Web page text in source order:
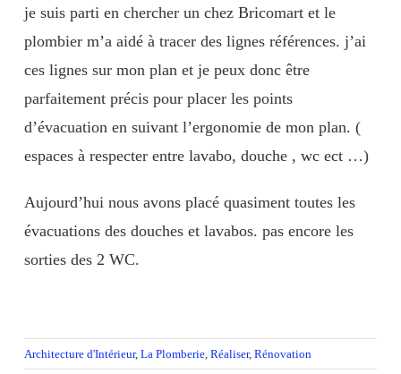
je suis parti en chercher un chez Bricomart et le
plombier m’a aidé à tracer des lignes références. j’ai
ces lignes sur mon plan et je peux donc être
parfaitement précis pour placer les points
d’évacuation en suivant l’ergonomie de mon plan. (
espaces à respecter entre lavabo, douche , wc ect …)
Aujourd’hui nous avons placé quasiment toutes les
évacuations des douches et lavabos. pas encore les
sorties des 2 WC.
Architecture d'Intérieur, La Plomberie, Réaliser, Rénovation